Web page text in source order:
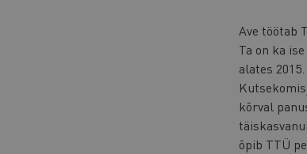
Ave töötab
Ta on ka
alates
kõrval
õpib TTÜ